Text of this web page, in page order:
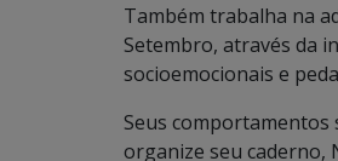
Também trabalha na
Setembro, através da
socioemocionais e
Seus comportamentos
organize seu caderno,